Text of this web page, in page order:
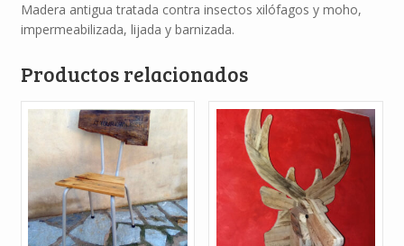
Madera antigua tratada contra insectos xilófagos y moho,
impermeabilizada, lijada y barnizada.
Productos relacionados